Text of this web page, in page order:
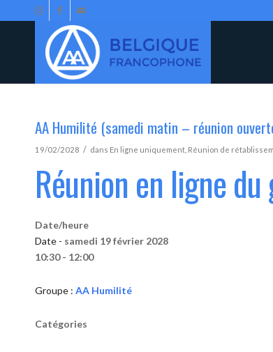
AA Humilité (samedi matin – réunion
19/02/2028 / dans En ligne uniquement Réunion de
Réunion en ligne
Date/heure
Date - samedi 19 février 2028
10:30 - 12:00
Groupe : AA Humilité
Catégories